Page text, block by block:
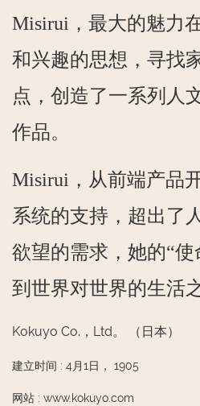
Misirui，最大的魅力
和兴趣的思想，寻找
点，创造了一系列人
作品。
Misirui，从前端产品
系统的支持，超出了
欲望的需求，她的“使
到世界对世界的生活
Kokuyo Co.，Ltd。 （日本）
建立时间 : 4月1日， 1905
网站 : www.kokuyo.com